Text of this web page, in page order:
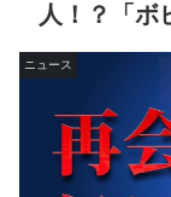
人！？「ボ
ニュース